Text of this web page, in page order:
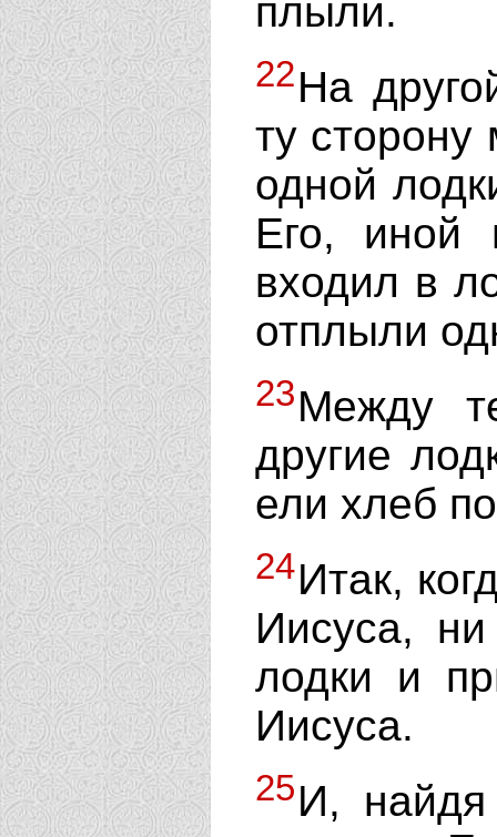
плыли.
22На
ту
одной
Его,
входил в
отплыли
23Между
другие
ели хлеб
24Итак,
Иисуса,
лодки и
Иисуса.
25И,